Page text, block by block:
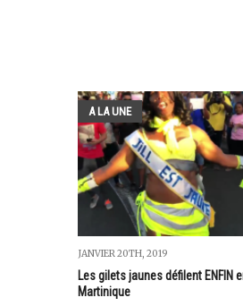
A LA UNE
JANVIER 20TH, 2019
Les gilets jaunes défilent ENFIN
Martinique